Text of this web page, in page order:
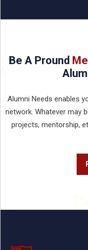
Be A Pround
Alumni Needs enables
network. Whatever may
projects, mentorship,